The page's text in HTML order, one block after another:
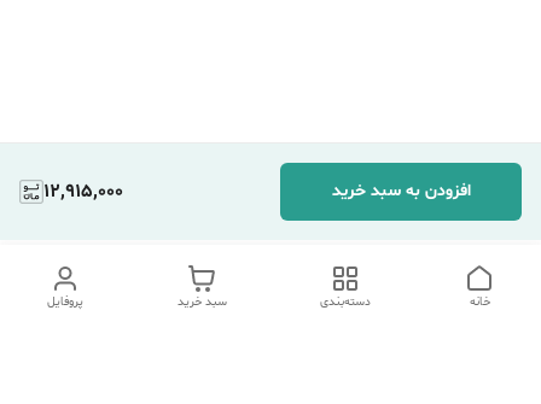
12,915,000 افزودن به سبد خرید
پروفایل سبد خرید دسته‌بندی خانه